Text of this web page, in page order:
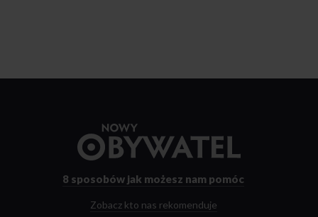
strony
8 sposobów jak możesz nam pomóc
Zobacz kto nas rekomenduje